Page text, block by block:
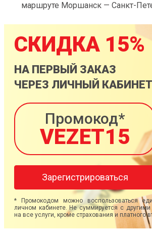
маршруте Моршанск — Санкт-
СКИДКА 15%
НА ПЕРВЫЙ ЗАКАЗ
ЧЕРЕЗ ЛИЧНЫЙ КАБИНЕТ
Промокод*
VEZET15
Зарегистрироваться
* Промокодом можно воспользоваться
личном кабинете. Не суммируется с
на все услуги, кроме страхования и платного